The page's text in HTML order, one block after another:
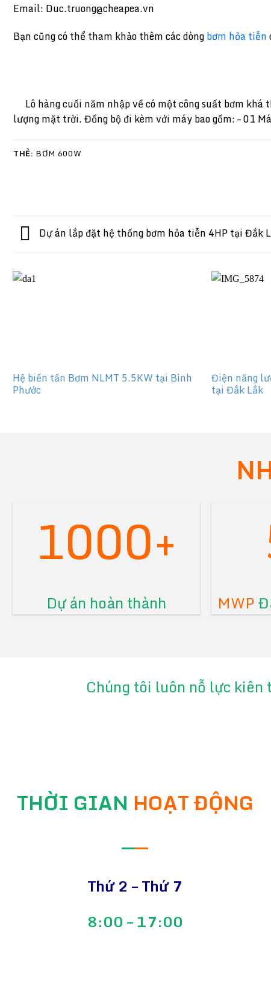
Email: Duc.truong@cheapea.vn
Bạn cũng có thể tham khảo thêm các dòngbơm hỏa tiễn
Lô hàng cuối năm nhập về có một công suất bơm
lượng mặt trời. Đồng bộ đi kèm với máy bao gồm: – 01
THẺ: BƠM 600W
Dự án lắp đặt hệ thống bơm hỏa tiễn 4HP tại Đắk
Hệ biến tần Bơm NLMT 5.5KW tại Bình
Phước
Điện năng
tại Đắk Lắk
1000+
Dự án hoàn thành MWP
Chúng tôi luôn nỗ lực
THỜI GIAN HOẠT ĐỘNG
——
Thứ 2 – Thứ 7
8:00 – 17:00